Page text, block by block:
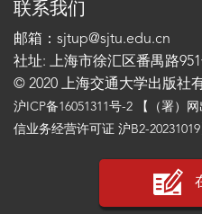
联系我们
邮箱：sjtup@sjtu.edu.cn
社址: 上海市徐汇区番禺路951
© 2020 上海交通大学出版社
沪ICP备16051311号-2 【（署）
信业务经营许可证 沪B2-20231019